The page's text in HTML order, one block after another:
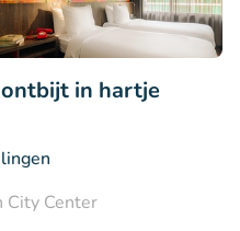
in hartje
City Center